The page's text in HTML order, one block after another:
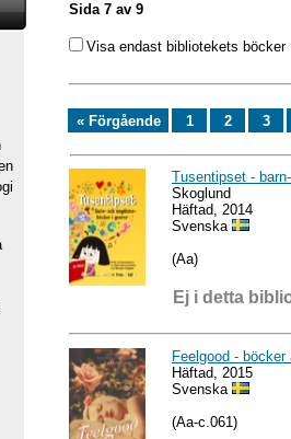
Sida 7 av 9
Visa endast bibliotekets böcker
« Förgående 1 2 3
Tusentipset -
Skoglund
Häftad, 2014
Svenska
(Aa)
Ej i detta
Feelgood -
Häftad, 2015
Svenska
(Aa-c.061)